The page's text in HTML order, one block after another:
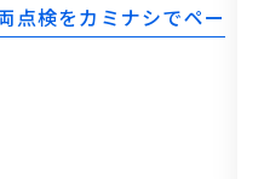
点検をカミナシでペー